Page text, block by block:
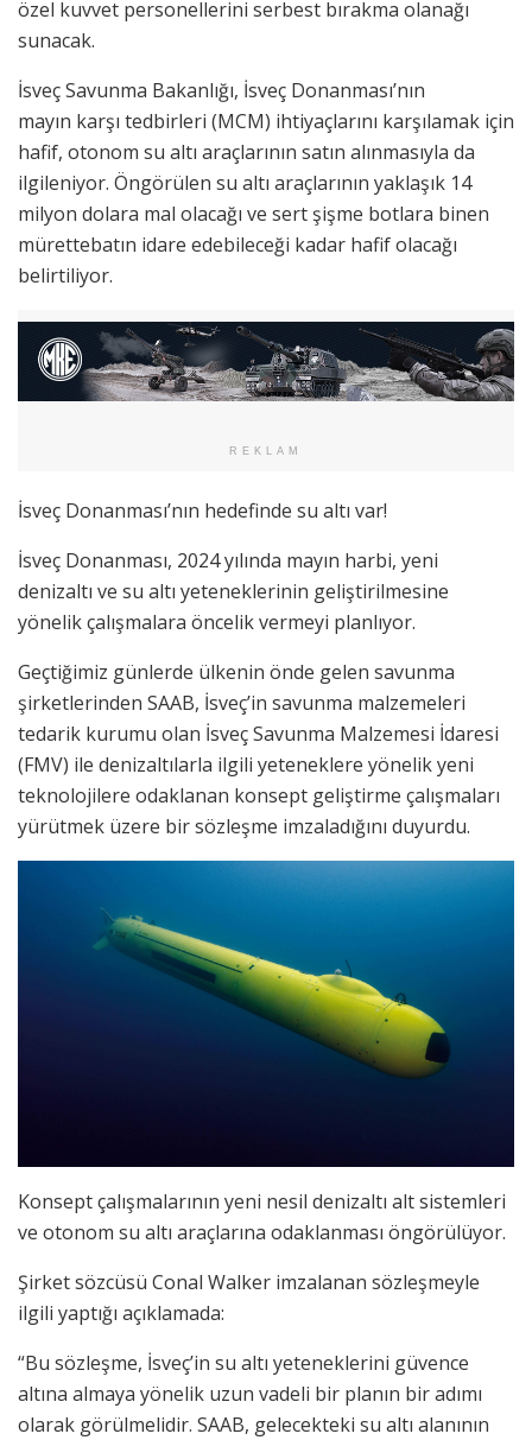
özel kuvvet personellerini serbest bırakma olanağı
sunacak.
İsveç Savunma Bakanlığı, İsveç Donanması’nın
mayın karşı tedbirleri (MCM) ihtiyaçlarını karşılamak için
hafif, otonom su altı araçlarının satın alınmasıyla da
ilgileniyor. Öngörülen su altı araçlarının yaklaşık 14
milyon dolara mal olacağı ve sert şişme botlara binen
mürettebatın idare edebileceği kadar hafif olacağı
belirtiliyor.
REKLAM
İsveç Donanması’nın hedefinde su altı var!
İsveç Donanması, 2024 yılında mayın harbi, yeni
denizaltı ve su altı yeteneklerinin geliştirilmesine
yönelik çalışmalara öncelik vermeyi planlıyor.
Geçtiğimiz günlerde ülkenin önde gelen savunma
şirketlerinden SAAB, İsveç’in savunma malzemeleri
tedarik kurumu olan İsveç Savunma Malzemesi İdaresi
(FMV) ile denizaltılarla ilgili yeteneklere yönelik yeni
teknolojilere odaklanan konsept geliştirme çalışmaları
yürütmek üzere bir sözleşme imzaladığını duyurdu.
Konsept çalışmalarının yeni nesil denizaltı alt sistemleri
ve otonom su altı araçlarına odaklanması öngörülüyor.
Şirket sözcüsü Conal Walker imzalanan sözleşmeyle
ilgili yaptığı açıklamada:
“Bu sözleşme, İsveç’in su altı yeteneklerini güvence
altına almaya yönelik uzun vadeli bir planın bir adımı
olarak görülmelidir. SAAB, gelecekteki su altı alanının